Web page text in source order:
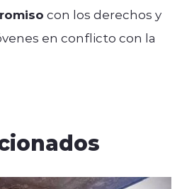
con los derechos y
en conflicto con la